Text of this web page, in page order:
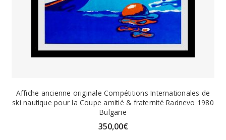
Affiche ancienne originale Compétitions Internationales de
ski nautique pour la Coupe amitié & fraternité Radnevo 1980
Bulgarie
350,00€